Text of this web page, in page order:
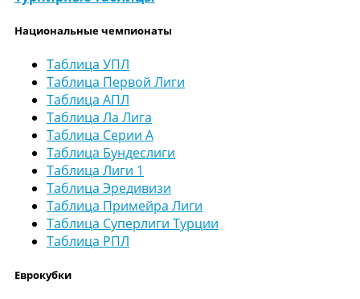
Национальные чемпионаты
Таблица УПЛ
Таблица Первой Лиги
Таблица АПЛ
Таблица Ла Лига
Таблица Серии А
Таблица Бундеслиги
Таблица Лиги 1
Таблица Эредивизи
Таблица Примейра Лиги
Таблица Суперлиги Турции
Таблица РПЛ
Еврокубки